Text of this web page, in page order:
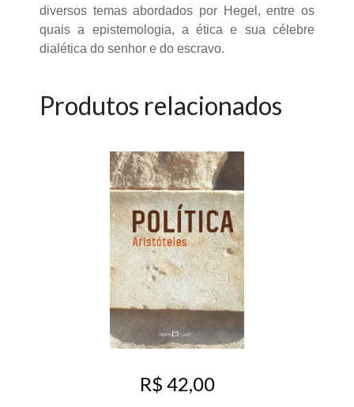
diversos temas abordados por Hegel, entre os
quais a epistemologia, a ética e sua célebre
dialética do senhor e do escravo.
Produtos relacionados
R$ 42,00